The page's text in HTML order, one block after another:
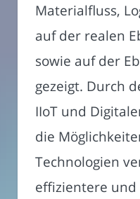
Materialfluss,
auf der realen
sowie auf der
gezeigt. Durch
IIoT und
die
Technologien
effizientere